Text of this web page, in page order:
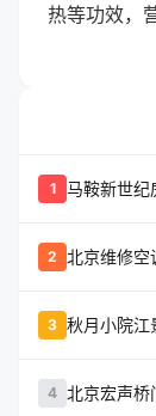
热等功效，
1 马鞍新世纪
2 北京维修空
3 秋月小院
4 北京宏声桥